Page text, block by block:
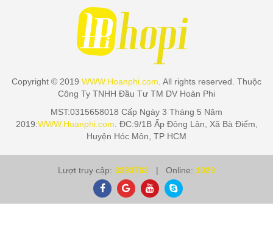
Copyright © 2019 WWW.Hoanphi.com . All rights reserved. Thuộc
Công Ty TNHH Đầu Tư TM DV Hoàn Phi
MST:0315658018 Cấp Ngày 3 Tháng 5 Năm
2019:WWW.Hoanphi.com . ĐC:9/1B Ấp Đông Lân, Xã Bà Điểm,
Huyện Hóc Môn, TP HCM
Lượt truy cập: 3393763 | Online: 1029